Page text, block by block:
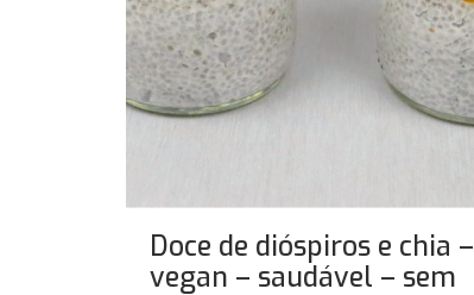
Doce de dióspiros e chia –
vegan – saudável – sem